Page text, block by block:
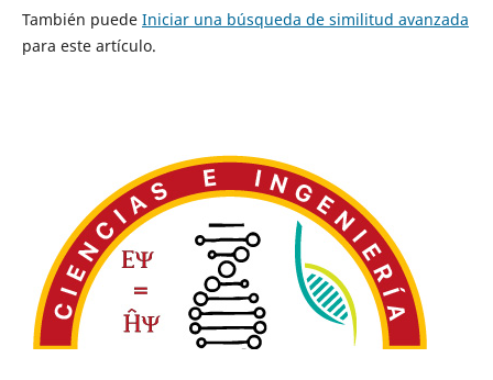
También puede Iniciar una búsqueda de similitud avanzada
para este artículo.